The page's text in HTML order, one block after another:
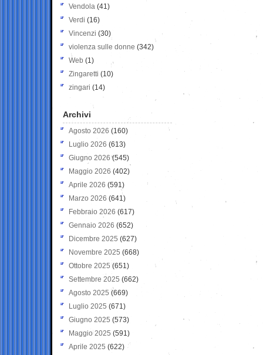
Vendola (41)
Verdi (16)
Vincenzi (30)
violenza sulle donne (342)
Web (1)
Zingaretti (10)
zingari (14)
Archivi
Agosto 2026 (160)
Luglio 2026 (613)
Giugno 2026 (545)
Maggio 2026 (402)
Aprile 2026 (591)
Marzo 2026 (641)
Febbraio 2026 (617)
Gennaio 2026 (652)
Dicembre 2025 (627)
Novembre 2025 (668)
Ottobre 2025 (651)
Settembre 2025 (662)
Agosto 2025 (669)
Luglio 2025 (671)
Giugno 2025 (573)
Maggio 2025 (591)
Aprile 2025 (622)